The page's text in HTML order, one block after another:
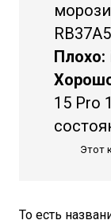
Плохо:
15 Pro
Этот
То есть